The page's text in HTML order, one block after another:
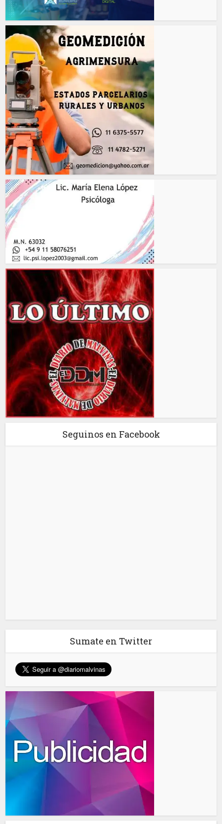
Seguinos en Facebook
Sumate en Twitter